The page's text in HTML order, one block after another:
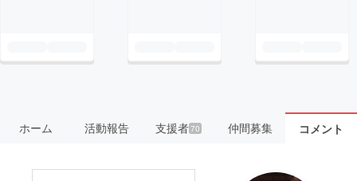
ホーム 活動報告 支援者70 仲間募集 コメント